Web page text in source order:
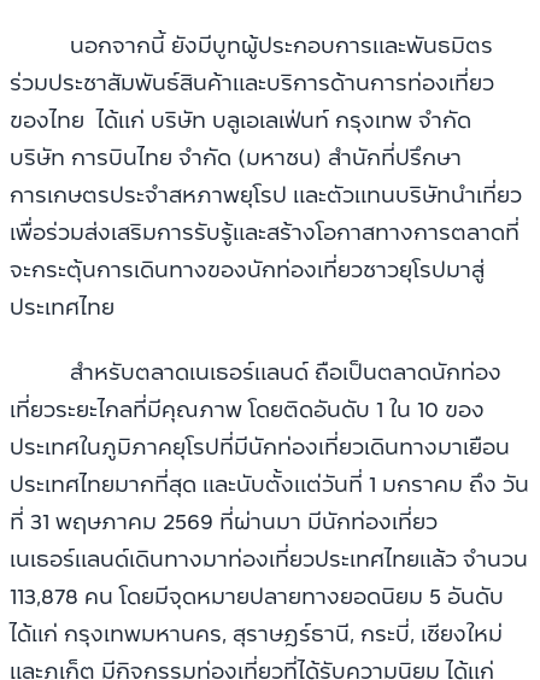
นอกจากนี้ ยังมีบูทผู้ประกอบการและพันธมิตร
ร่วมประชาสัมพันธ์สินค้าและบริการด้านการท่องเที่ยว
ของไทย ได้แก่ บริษัท บลูเอเลเฟ่นท์ กรุงเทพ จำกัด
บริษัท การบินไทย จำกัด (มหาชน) สำนักที่ปรึกษา
การเกษตรประจำสหภาพยุโรป และตัวแทนบริษัทนำเที่ยว
เพื่อร่วมส่งเสริมการรับรู้และสร้างโอกาสทางการตลาดที่
จะกระตุ้นการเดินทางของนักท่องเที่ยวชาวยุโรปมาสู่
ประเทศไทย
สำหรับตลาดเนเธอร์แลนด์ ถือเป็นตลาดนักท่อง
เที่ยวระยะไกลที่มีคุณภาพ โดยติดอันดับ 1 ใน 10 ของ
ประเทศในภูมิภาคยุโรปที่มีนักท่องเที่ยวเดินทางมาเยือน
ประเทศไทยมากที่สุด และนับตั้งแต่วันที่ 1 มกราคม ถึง วัน
ที่ 31 พฤษภาคม 2569 ที่ผ่านมา มีนักท่องเที่ยว
เนเธอร์แลนด์เดินทางมาท่องเที่ยวประเทศไทยแล้ว จำนวน
113,878 คน โดยมีจุดหมายปลายทางยอดนิยม 5 อันดับ
ได้แก่ กรุงเทพมหานคร, สุราษฎร์ธานี, กระบี่, เชียงใหม่
และภูเก็ต มีกิจกรรมท่องเที่ยวที่ได้รับความนิยม ได้แก่